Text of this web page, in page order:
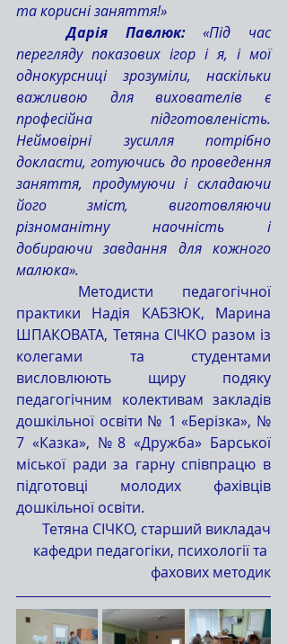
та корисні заняття!»
	Дарія Павлюк:
«Під час
перегляду показових ігор і я, і мої
однокурсниці зрозуміли, наскільки
важливою для вихователів є
професійна підготовленість.
Неймовірні зусилля потрібно
докласти, готуючись до проведення
заняття, продумуючи і складаючи
його зміст, виготовляючи
різноманітну наочність і
добираючи завдання для кожного
малюка».
практики Надія КАБЗЮК, Марина
ШПАКОВАТА, Тетяна СІЧКО разом із
колегами та студентами
висловлюють щиру подяку
педагогічним колективам закладів
дошкільної освіти № 1 «Берізка», №
7 «Казка», №8 «Дружба» Барської
міської ради за гарну співпрацю в
підготовці молодих фахівців
дошкільної освіти.
Тетяна СІЧКО, старший викладач
кафедри педагогіки, психології та
фахових методик